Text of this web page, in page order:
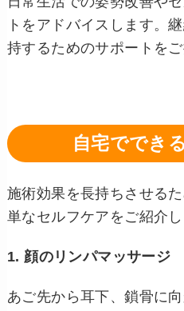
トをアドバイスします。
持するためのサポートをご
自宅ででき
施術効果を長持ちさせる
単なセルフケアをご紹介し
1. 顔のリンパマッサージ
あご先から耳下、鎖骨に